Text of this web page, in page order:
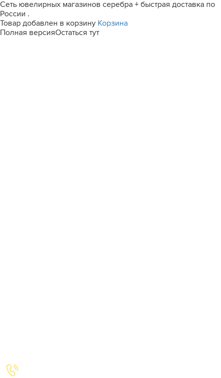
Сеть ювелирных магазинов серебра + быстрая доставка по
России .
Товар добавлен в корзину Корзина
Полная версияОстаться тут